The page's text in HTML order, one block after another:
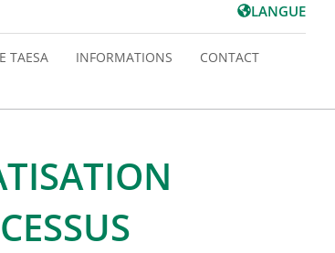
LANGUE
TAESA INFORMATIONS CONTACT